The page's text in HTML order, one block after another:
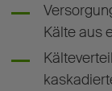
Kälte aus